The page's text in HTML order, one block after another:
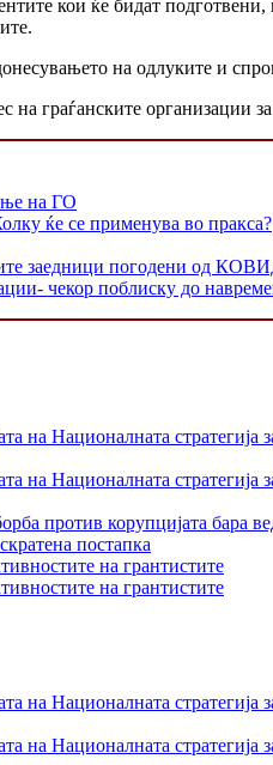
кои ќе бидат подготвени,
на одлуките и
граѓанските организации
на ГО
ќе се применува во пракса?
заедници погодени од
чекор поблиску до
на Националната
на Националната
против корупцијата бара
постапка
на грантистите
на грантистите
на Националната
на Националната